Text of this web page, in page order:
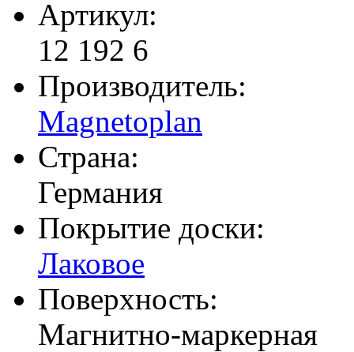
Артикул:
12 192 6
Производитель:
Magnetoplan
Страна:
Германия
Покрытие доски:
Лаковое
Поверхность:
Магнитно-маркерная